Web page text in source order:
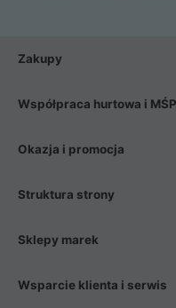
Zakupy
Współpraca hurtowa i MŚP
Okazja i promocja
Struktura strony
Sklepy marek
Wsparcie klienta i serwis